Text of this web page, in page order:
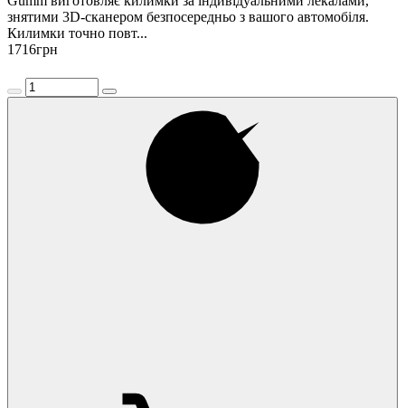
знятими 3D-сканером безпосередньо з вашого автомобіля.
Килимки точно повт...
1716грн